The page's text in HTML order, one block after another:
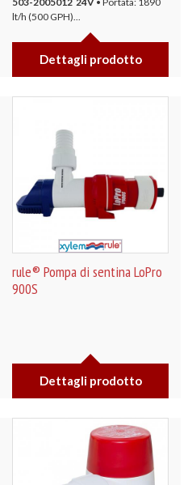
lt/h (500 GPH)...
Dettagli prodotto
rule® Pompa di sentina LoPro
900S
Dettagli prodotto